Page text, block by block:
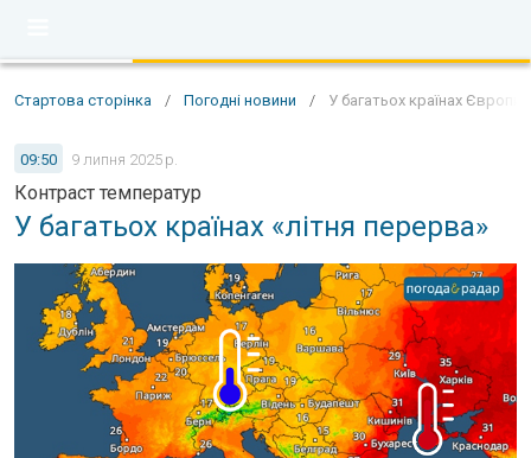
Стартова сторінка / Погодні новини / У багатьох країнах Європи
09:50 9 липня 2025 р.
Контраст температур
У багатьох країнах «літня перерва»